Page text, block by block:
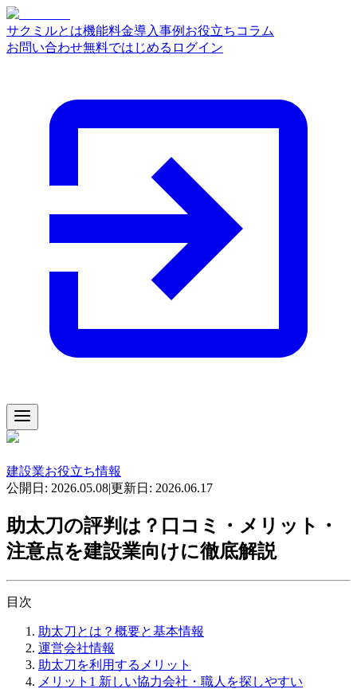
サクミルとは機能料金導入事例 お役立ちコラム
お問い合わせ無料ではじめる ログイン
建設業お役立ち情報
公開日: 2026.05.08|更新日: 2026.06.17
助太刀の評判は？口コミ・メリット・
注意点を建設業向けに徹底解説
目次
助太刀とは？概要と基本情報
運営会社情報
助太刀を利用するメリット
メリット1 新しい協力会社・職人を探しやすい